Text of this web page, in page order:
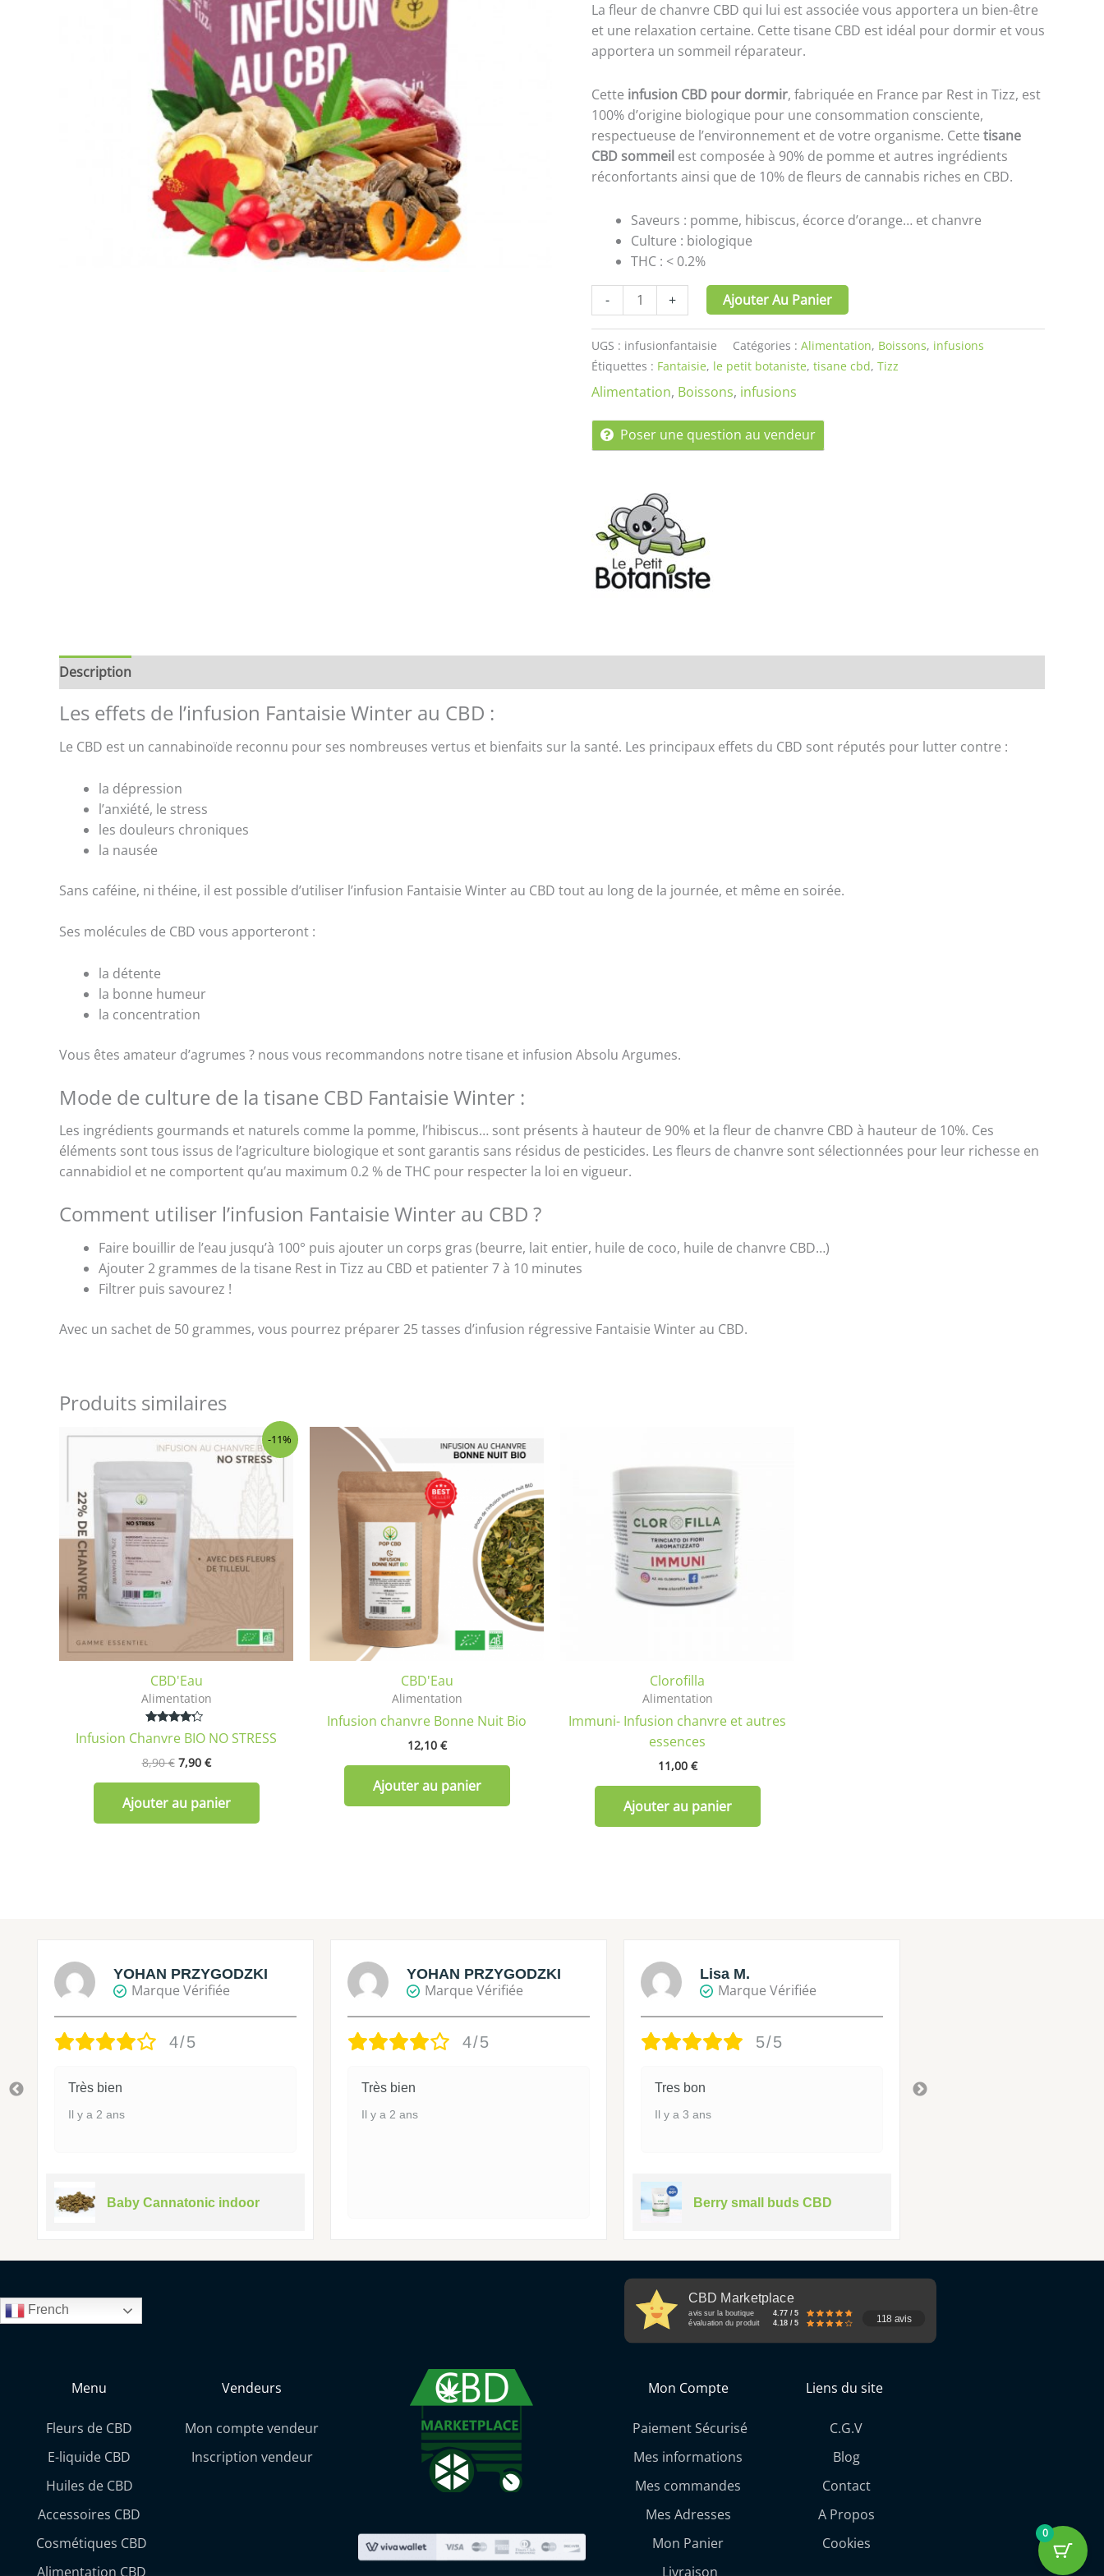
La fleur de chanvre CBD qui lui est associée vous apportera un bien-être
et une relaxation certaine. Cette tisane CBD est idéal pour dormir et vous
apportera un sommeil réparateur.
Cette infusion CBD pour dormir, fabriquée en France par Rest in Tizz, est
100% d’origine biologique pour une consommation consciente,
respectueuse de l’environnement et de votre organisme. Cette tisane
CBD sommeil est composée à 90% de pomme et autres ingrédients
réconfortants ainsi que de 10% de fleurs de cannabis riches en CBD.
Saveurs : pomme, hibiscus, écorce d’orange… et chanvre
Culture : biologique
THC : < 0.2%
- + Ajouter Au Panier
UGS : infusionfantaisie Catégories : Alimentation, Boissons, infusions
Étiquettes : Fantaisie, le petit botaniste, tisane cbd, Tizz
Alimentation, Boissons, infusions
Poser une question au vendeur
Description
Les effets de l’infusion Fantaisie Winter au CBD :
Le CBD est un cannabinoïde reconnu pour ses nombreuses vertus et bienfaits sur la santé. Les principaux effets du CBD sont réputés pour lutter contre :
la dépression
l’anxiété, le stress
les douleurs chroniques
la nausée
Sans caféine, ni théine, il est possible d’utiliser l’infusion Fantaisie Winter au CBD tout au long de la journée, et même en soirée.
Ses molécules de CBD vous apporteront :
la détente
la bonne humeur
la concentration
Vous êtes amateur d’agrumes ? nous vous recommandons notre tisane et infusion Absolu Argumes.
Mode de culture de la tisane CBD Fantaisie Winter :
Les ingrédients gourmands et naturels comme la pomme, l’hibiscus… sont présents à hauteur de 90% et la fleur de chanvre CBD à hauteur de 10%. Ces
éléments sont tous issus de l’agriculture biologique et sont garantis sans résidus de pesticides. Les fleurs de chanvre sont sélectionnées pour leur richesse en
cannabidiol et ne comportent qu’au maximum 0.2 % de THC pour respecter la loi en vigueur.
Comment utiliser l’infusion Fantaisie Winter au CBD ?
Faire bouillir de l’eau jusqu’à 100° puis ajouter un corps gras (beurre, lait entier, huile de coco, huile de chanvre CBD…)
Ajouter 2 grammes de la tisane Rest in Tizz au CBD et patienter 7 à 10 minutes
Filtrer puis savourez !
Avec un sachet de 50 grammes, vous pourrez préparer 25 tasses d’infusion régressive Fantaisie Winter au CBD.
Produits similaires
-11%
CBD'Eau
Alimentation
4.00
Infusion Chanvre BIO NO STRESS
8,90€
Le
prix
initial
était :
8,90 €.
7,90 €
Le
prix
actuel
Ajouter au panier
CBD'Eau
Alimentation
Infusion chanvre Bonne Nuit Bio
12,10 €
Ajouter au panier
Clorofilla
Alimentation
Immuni- Infusion chanvre et autres
essences
11,00 €
Ajouter au panier
YOHAN PRZYGODZKI
Marque Vérifiée
4/5
Très bien
Il y a 2 ans
Baby Cannatonic indoor
YOHAN PRZYGODZKI
Marque Vérifiée
4/5
Très bien
Il y a 2 ans
Lisa M.
Marque Vérifiée
5/5
Tres bon
Il y a 3 ans
Berry small buds CBD
French
CBD Marketplace
avis sur la boutique
4.77 / 5
évaluation du produit
4.18 / 5 118 avis
Menu
Fleurs de CBD
E-liquide CBD
Huiles de CBD
Accessoires CBD
Cosmétiques CBD
Alimentation CBD
Vendeurs
Mon compte vendeur
Inscription vendeur
Mon Compte
Paiement Sécurisé
Mes informations
Mes commandes
Mes Adresses
Mon Panier
Livraison
Liens du site
C.G.V
Blog
Contact
A Propos
Cookies
0